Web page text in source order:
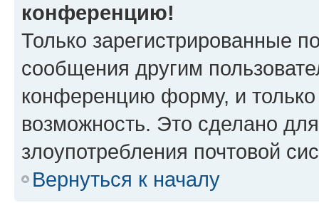
конференцию!
Только зарегистрированные
сообщения другим
конференцию форму, и
возможность. Это сделано
злоупотребления почтовой
Вернуться к началу